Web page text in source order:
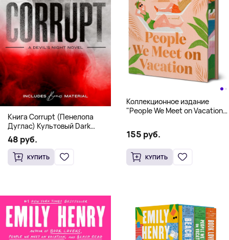
Книга Corrupt (Пенелопа
Дуглас) Культовый Dark
Romance бестселлер (18+)
48 руб.
КУПИТЬ
Коллекционное издание
"People We Meet on Vacation"
Hardcover
155 руб.
КУПИТЬ